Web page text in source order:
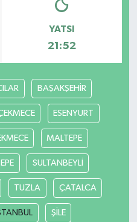
YATSI
21:52
BAŞAKŞEHİR
ESENYURT
MALTEPE
SULTANBEYLİ
TUZLA ÇATALCA
ŞİLE